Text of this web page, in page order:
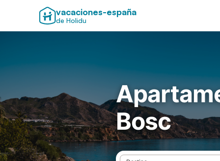
vacaciones-españa
de Holidu
Bosc